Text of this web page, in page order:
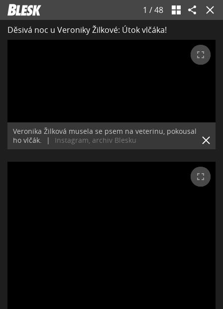
1 /48
Děsivá noc u Veroniky Žilkové: Útok vlčáka!
Veronika Žilková musela se psem na veterinu, pokousal
ho vlčák.
| Instagram, archiv Blesku